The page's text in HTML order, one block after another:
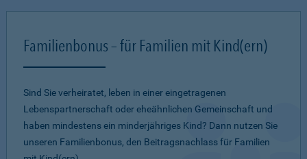
Familienbonus – für Familien mit Kind(ern)
Sind Sie verheiratet, leben in einer eingetragenen
Lebenspartnerschaft oder eheähnlichen Gemeinschaft und
haben mindestens ein minderjähriges Kind? Dann nutzen Sie
unseren Familienbonus, den Beitragsnachlass für Familien